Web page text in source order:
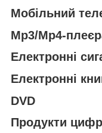
Мобільний
Mp3/Mp4-
Електронні
Електронні
DVD
Продукти